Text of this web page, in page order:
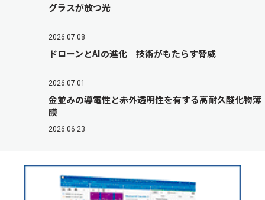
グラスが放つ光
2026.07.08
ドローンとAIの進化 技術がもたらす脅威
2026.07.01
金並みの導電性と赤外透明性を有する高耐久酸化物薄
膜
2026.06.23